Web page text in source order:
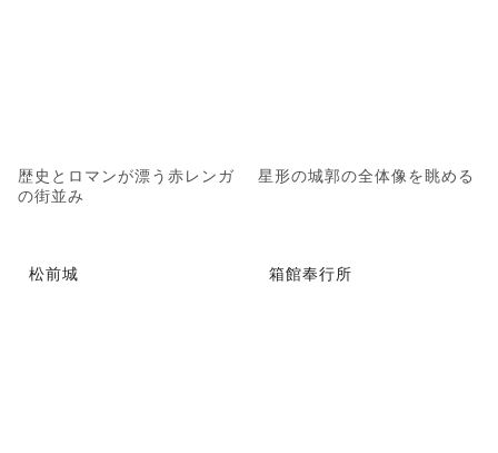
歴史とロマンが漂う赤レンガ
の街並み
星形の城郭の全体像を眺める
松前城 箱館奉行所